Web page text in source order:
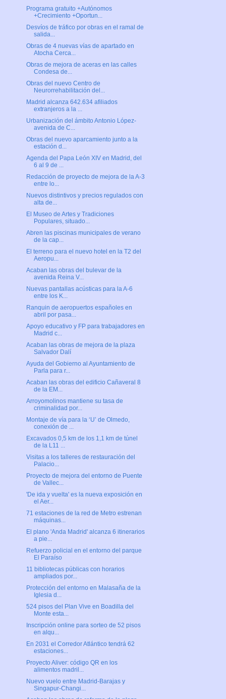
Programa gratuito +Autónomos
+Crecimiento +Oportun...
Desvíos de tráfico por obras en el ramal de
salida...
Obras de 4 nuevas vías de apartado en
Atocha Cerca...
Obras de mejora de aceras en las calles
Condesa de...
Obras del nuevo Centro de
Neurorrehabilitación del...
Madrid alcanza 642.634 afiliados
extranjeros a la ...
Urbanización del ámbito Antonio López-
avenida de C...
Obras del nuevo aparcamiento junto a la
estación d...
Agenda del Papa León XIV en Madrid, del
6 al 9 de ...
Redacción de proyecto de mejora de la A-3
entre lo...
Nuevos distintivos y precios regulados con
alta de...
El Museo de Artes y Tradiciones
Populares, situado...
Abren las piscinas municipales de verano
de la cap...
El terreno para el nuevo hotel en la T2 del
Aeropu...
Acaban las obras del bulevar de la
avenida Reina V...
Nuevas pantallas acústicas para la A-6
entre los K...
Ranquin de aeropuertos españoles en
abril por pasa...
Apoyo educativo y FP para trabajadores en
Madrid c...
Acaban las obras de mejora de la plaza
Salvador Dalí
Ayuda del Gobierno al Ayuntamiento de
Parla para r...
Acaban las obras del edificio Cañaveral 8
de la EM...
Arroyomolinos mantiene su tasa de
criminalidad por...
Montaje de vía para la ‘U’ de Olmedo,
conexión de ...
Excavados 0,5 km de los 1,1 km de túnel
de la L11 ...
Visitas a los talleres de restauración del
Palacio...
Proyecto de mejora del entorno de Puente
de Vallec...
'De ida y vuelta' es la nueva exposición en
el Aer...
71 estaciones de la red de Metro estrenan
máquinas...
El plano 'Anda Madrid' alcanza 6 itinerarios
a pie...
Refuerzo policial en el entorno del parque
El Paraíso
11 bibliotecas públicas con horarios
ampliados por...
Protección del entorno en Malasaña de la
Iglesia d...
524 pisos del Plan Vive en Boadilla del
Monte esta...
Inscripción online para sorteo de 52 pisos
en alqu...
En 2031 el Corredor Atlántico tendrá 62
estaciones...
Proyecto Aliver: código QR en los
alimentos madril...
Nuevo vuelo entre Madrid-Barajas y
Singapur-Changi...